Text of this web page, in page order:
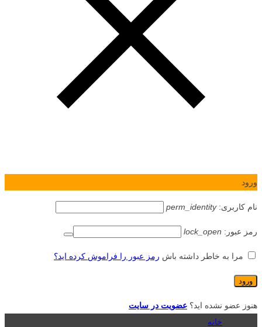
ورود
نام کاربری:perm_identity
رمز عبور: lock_open
مرا به خاطر داشته باش رمز عبور را فراموش کرده اید؟
هنوز عضو نشده اید؟ عضویت در سایت
خانه